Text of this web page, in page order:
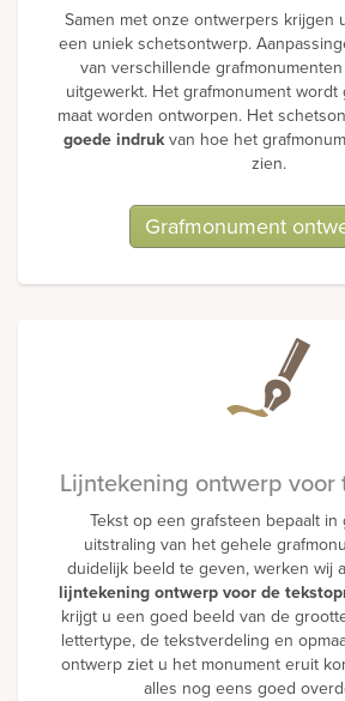
Samen met onze ontwerpers krijgen
een uniek schetsontwerp.
van verschillende
uitgewerkt. Het grafmonument
maat worden ontworpen. Het
goede indrukvan hoe het
zien.
Grafmonument
Lijntekening ontwerp voor
Tekst op een grafsteen bepaalt
uitstraling van het gehele
duidelijk beeld te geven, werken wij
lijntekening ontwerp voor de
krijgt u een goed beeld van de
lettertype, de tekstverdeling en
ontwerp ziet u het monument eruit
alles nog eens goed